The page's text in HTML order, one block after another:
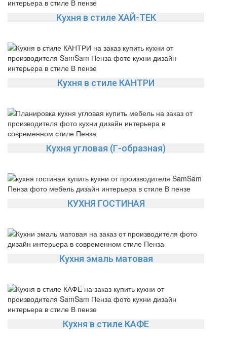
Кухня в стиле ХАЙ-ТЕК
Кухня в стиле КАНТРИ
Кухня угловая (Г-образная)
КУХНЯ ГОСТИНАЯ
Кухня эмаль матовая
Кухня в стиле КАФЕ